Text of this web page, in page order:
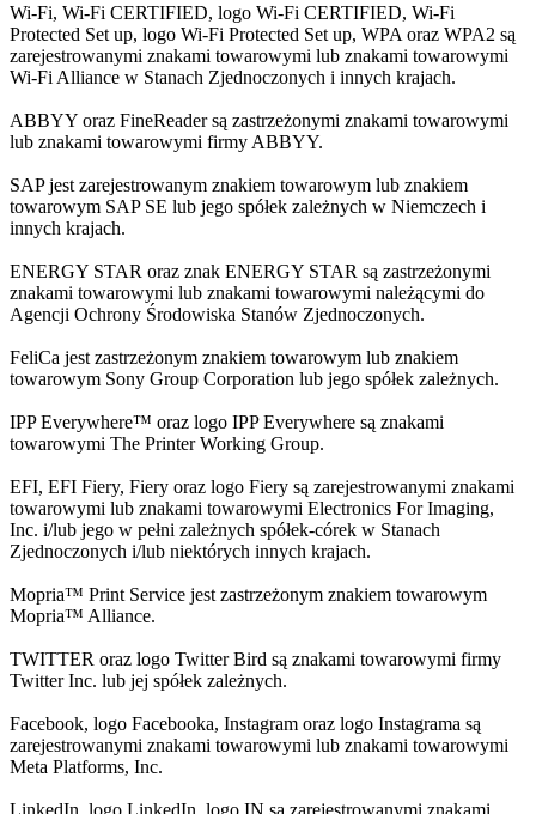
Wi-Fi, Wi-Fi CERTIFIED, logo Wi-Fi CERTIFIED, Wi-Fi
Protected Set up, logo Wi-Fi Protected Set up, WPA oraz WPA2 są
zarejestrowanymi znakami towarowymi lub znakami towarowymi
Wi-Fi Alliance w Stanach Zjednoczonych i innych krajach.
ABBYY oraz FineReader są zastrzeżonymi znakami towarowymi
lub znakami towarowymi firmy ABBYY.
SAP jest zarejestrowanym znakiem towarowym lub znakiem
towarowym SAP SE lub jego spółek zależnych w Niemczech i
innych krajach.
ENERGY STAR oraz znak ENERGY STAR są zastrzeżonymi
znakami towarowymi lub znakami towarowymi należącymi do
Agencji Ochrony Środowiska Stanów Zjednoczonych.
FeliCa jest zastrzeżonym znakiem towarowym lub znakiem
towarowym Sony Group Corporation lub jego spółek zależnych.
IPP Everywhere™ oraz logo IPP Everywhere są znakami
towarowymi The Printer Working Group.
EFI, EFI Fiery, Fiery oraz logo Fiery są zarejestrowanymi znakami
towarowymi lub znakami towarowymi Electronics For Imaging,
Inc. i/lub jego w pełni zależnych spółek-córek w Stanach
Zjednoczonych i/lub niektórych innych krajach.
Mopria™ Print Service jest zastrzeżonym znakiem towarowym
Mopria™ Alliance.
TWITTER oraz logo Twitter Bird są znakami towarowymi firmy
Twitter Inc. lub jej spółek zależnych.
Facebook, logo Facebooka, Instagram oraz logo Instagrama są
zarejestrowanymi znakami towarowymi lub znakami towarowymi
Meta Platforms, Inc.
LinkedIn, logo LinkedIn, logo IN są zarejestrowanymi znakami